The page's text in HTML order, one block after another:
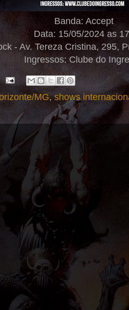
Banda: Accept
Data: 15/05/2024 as
- Av. Tereza Cristina, 295,
Ingressos: Clube do
MG,shows